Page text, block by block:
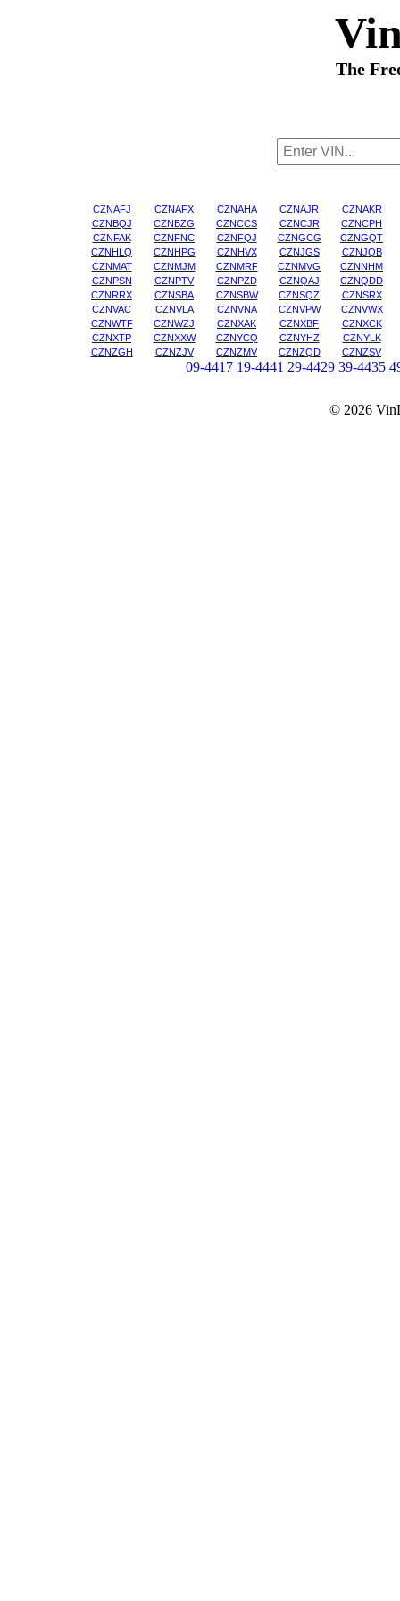
The
CZNAFJ CZNAFX CZNAHA CZNAJR
CZNAKR
CZNBQJ
CZNBZG CZNCCS CZNCJR
CZNCPH
CZNFAK
CZNFNC CZNFQJ CZNGCG
CZNGQT
CZNHLQ
CZNHPG CZNHVX CZNJGS
CZNJQB
CZNMAT
CZNMJM CZNMRF CZNMVG
CZNNHM
CZNPSN
CZNPTV CZNPZD CZNQAJ
CZNQDD
CZNRRX
CZNSBA CZNSBW CZNSQZ
CZNSRX
CZNVAC
CZNVLA CZNVNA CZNVPW
CZNVWX
CZNWTF
CZNWZJ CZNXAK CZNXBF
CZNXCK
CZNXTP
CZNXXW CZNYCQ CZNYHZ
CZNYLK
CZNZGH
CZNZJV CZNZMV CZNZQD CZNZSV
09-4417 19-4441 29-4429 39-4435
© 2026